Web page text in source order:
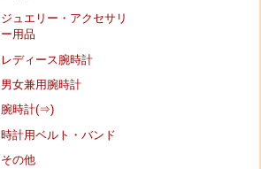
ジュエリー・アクセサリ
ー用品
レディース腕時計
男女兼用腕時計
腕時計(⇒)
時計用ベルト・バンド
その他